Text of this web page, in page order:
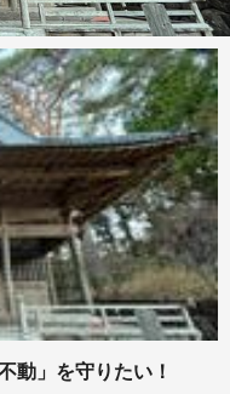
動」を守りたい！